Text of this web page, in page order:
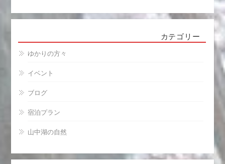
カテゴリー
ゆかりの方々
イベント
ブログ
宿泊プラン
山中湖の自然